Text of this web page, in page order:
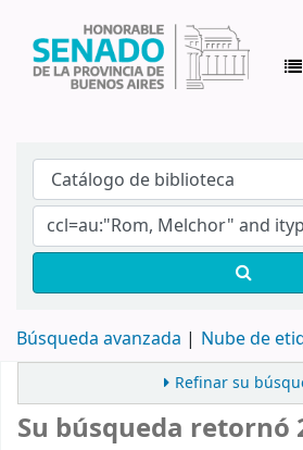
Búsqueda avanzada Nube de
Refinar su
Su búsqueda retornó